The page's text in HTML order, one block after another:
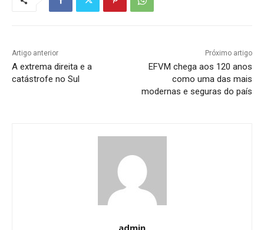
Artigo anterior
A extrema direita e a
catástrofe no Sul
Próximo artigo
EFVM chega aos 120 anos
como uma das mais
modernas e seguras do país